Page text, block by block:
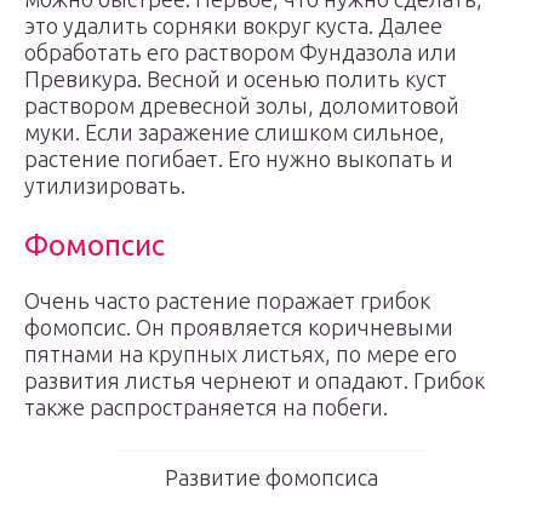
это удалить сорняки вокруг куста. Далее
обработать его раствором Фундазола или
Превикура. Весной и осенью полить куст
раствором древесной золы, доломитовой
муки. Если заражение слишком сильное,
растение погибает. Его нужно выкопать и
утилизировать.
Фомопсис
Очень часто растение поражает грибок
фомопсис. Он проявляется коричневыми
пятнами на крупных листьях, по мере его
развития листья чернеют и опадают. Грибок
также распространяется на побеги.
Развитие фомопсиса